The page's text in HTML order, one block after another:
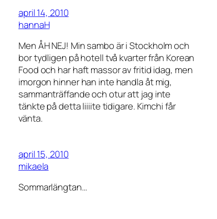
april 14, 2010
hannaH
Men ÅH NEJ! Min sambo är i Stockholm och
bor tydligen på hotell två kvarter från Korean
Food och har haft massor av fritid idag, men
imorgon hinner han inte handla åt mig,
sammanträffande och otur att jag inte
tänkte på detta liiiite tidigare. Kimchi får
vänta.
april 15, 2010
mikaela
Sommarlängtan…